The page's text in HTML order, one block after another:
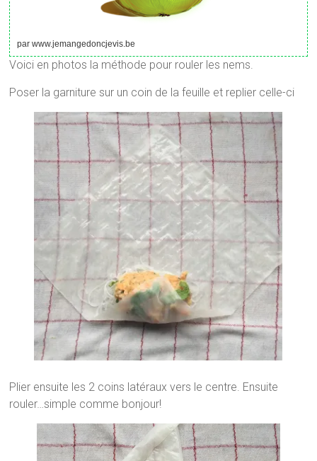
par www.jemangedoncjevis.be
Voici en photos la méthode pour rouler les nems.
Poser la garniture sur un coin de la feuille et replier celle-ci
Plier ensuite les 2 coins latéraux vers le centre. Ensuite
rouler…simple comme bonjour!